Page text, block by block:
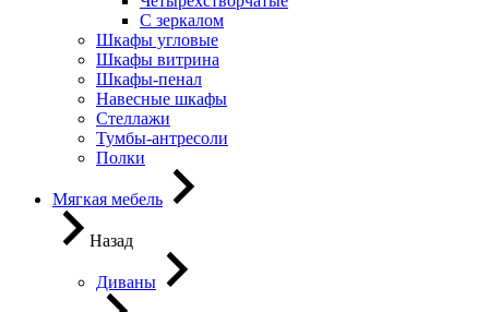
С зеркалом
Шкафы угловые
Шкафы витрина
Шкафы-пенал
Навесные шкафы
Стеллажи
Тумбы-антресоли
Полки
Мягкая мебель
Назад
Диваны